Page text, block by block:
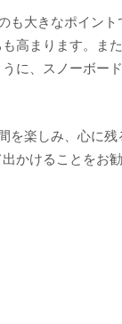
も大きなポイン
高まります。ま
に、スノーボー
を楽しみ、心に
かけることをお勧